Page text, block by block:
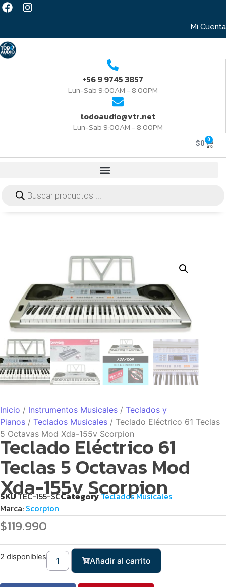
Mi Cuenta
+56 9 9745 3857
Lun-Sab 9:00AM - 8:00PM
todoaudio@vtr.net
Lun-Sab 9:00AM - 8:00PM
$0 0
Inicio / Instrumentos Musicales / Teclados y
Pianos / Teclados Musicales / Teclado Eléctrico 61 Teclas
5 Octavas Mod Xda-155v Scorpion
Teclado Eléctrico 61
Teclas 5 Octavas Mod
Xda-155v Scorpion
SKUTEC-155-SCCategoryTeclados Musicales
Marca: Scorpion
$119.990
2 disponibles Añadir al carrito